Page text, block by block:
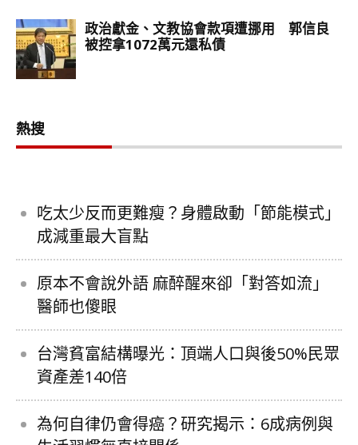
熱搜
吃太少反而更難瘦？身體啟動「節能模式」
成減重最大盲點
原本不會說外語 麻醉醒來卻「對答如流」
醫師也傻眼
台灣貧富結構曝光：頂端人口與後50%民眾
資產差140倍
為何自律仍會得癌？研究揭示：6成病例與